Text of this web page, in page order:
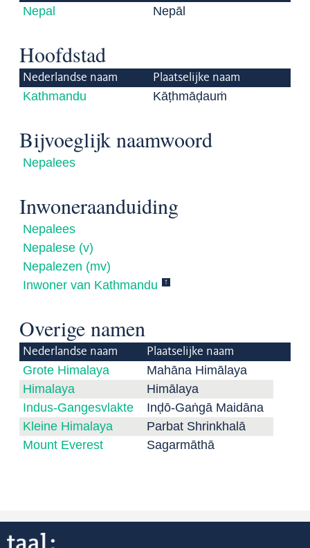
Nepal Nepāl
Hoofdstad
Nederlandse naam Plaatselijke naam
Kathmandu Kāṭhmāḍauṁ
Bijvoeglijk naamwoord
Nepalees
Inwoneraanduiding
Nepalees
Nepalese (v)
Nepalezen (mv)
Inwoner van Kathmandu
↑
Overige namen
Nederlandse naam Plaatselijke naam
Grote Himalaya
Mahāna Himālaya
Himalaya
Himālaya
Indus-Gangesvlakte
Inḍō-Gaṅgā Maidāna
Kleine Himalaya
Parbat Shrinkhalā
Mount Everest
Sagarmāthā